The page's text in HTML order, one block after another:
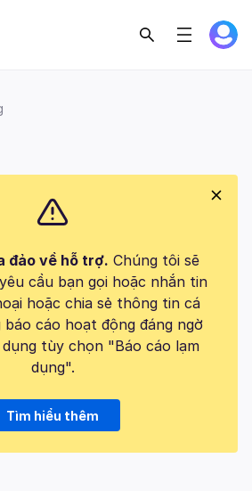
đảo về hỗ trợ. Chúng tôi sẽ
cầu bạn gọi hoặc nhắn tin
hoặc chia sẻ thông tin cá
báo cáo hoạt động đáng ngờ
tùy chọn "Báo cáo lạm
dụng".
Tìm hiểu thêm